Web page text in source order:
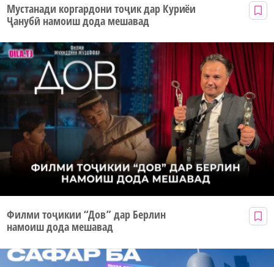
Мустанади коргардони тоҷик дар Куриёи
Ҷанубӣ намоиш дода мешавад
Филми тоҷикии “Дов” дар Берлин
намоиш дода мешавад